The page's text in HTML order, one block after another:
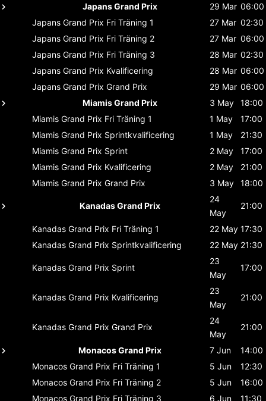
Japans Grand Prix
29 Mar 06:00
Japans Grand Prix Fri Träning 1 27 Mar 02:30
Japans Grand Prix Fri Träning 2 27 Mar 06:00
Japans Grand Prix Fri Träning 3 28 Mar 02:30
Japans Grand Prix Kvalificering 28 Mar 06:00
Japans Grand Prix Grand Prix 29 Mar 06:00
Miamis Grand Prix
3 May
18:00
Miamis Grand Prix Fri Träning 1 1 May
17:00
Miamis Grand Prix Sprintkvalificering 1 May
21:30
Miamis Grand Prix Sprint 2 May
17:00
Miamis Grand Prix Kvalificering 2 May
21:00
Miamis Grand Prix Grand Prix 3 May 18:00
Kanadas Grand Prix
24
May
21:00
Kanadas Grand Prix Fri Träning 1 22 May 17:30
Kanadas Grand Prix Sprintkvalificering 22 May 21:30
Kanadas Grand Prix Sprint
23
May
17:00
Kanadas Grand Prix Kvalificering
23
May
21:00
Kanadas Grand Prix Grand Prix
24
May
21:00
Monacos Grand Prix 7 Jun
14:00
Monacos Grand Prix Fri Träning 1 5 Jun
12:30
Monacos Grand Prix Fri Träning 2 5 Jun
16:00
Monacos Grand Prix Fri Träning 3 6 Jun
11:30